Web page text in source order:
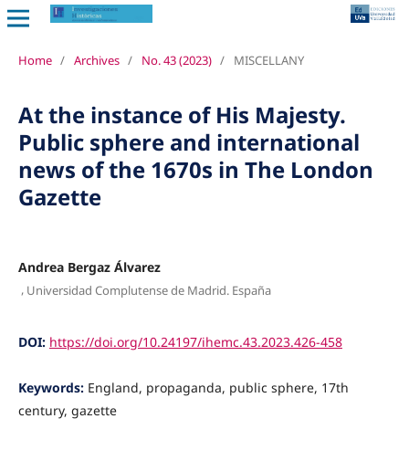
Home / Archives / No. 43 (2023) / MISCELLANY
At the instance of His Majesty.
Public sphere and international
news of the 1670s in The London
Gazette
Andrea Bergaz Álvarez
, Universidad Complutense de Madrid. España
DOI: https://doi.org/10.24197/ihemc.43.2023.426-458
Keywords: England, propaganda, public sphere, 17th
century, gazette